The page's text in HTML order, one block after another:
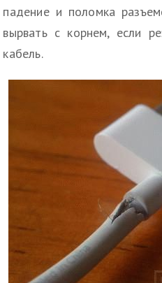
падение и поломка
вырвать с корнем, если
кабель.